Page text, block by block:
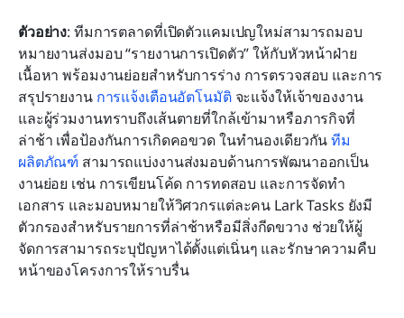
ตัวอย่าง: ทีมการตลาดที่เปิดตัวแคมเปญใหม่สามารถมอบ
หมายงานส่งมอบ “รายงานการเปิดตัว” ให้กับหัวหน้าฝ่าย
เนื้อหา พร้อมงานย่อยสำหรับการร่าง การตรวจสอบ และการ
สรุปรายงาน การแจ้งเตือนอัตโนมัติ จะแจ้งให้เจ้าของงาน
และผู้ร่วมงานทราบถึงเส้นตายที่ใกล้เข้ามาหรือภารกิจที่
ล่าช้า เพื่อป้องกันการเกิดคอขวด ในทำนองเดียวกัน ทีม
ผลิตภัณฑ์ สามารถแบ่งงานส่งมอบด้านการพัฒนาออกเป็น
งานย่อย เช่น การเขียนโค้ด การทดสอบ และการจัดทำ
เอกสาร และมอบหมายให้วิศวกรแต่ละคน Lark Tasks ยังมี
ตัวกรองสำหรับรายการที่ล่าช้าหรือมีสิ่งกีดขวาง ช่วยให้ผู้
จัดการสามารถระบุปัญหาได้ตั้งแต่เนิ่นๆ และรักษาความคืบ
หน้าของโครงการให้ราบรื่น